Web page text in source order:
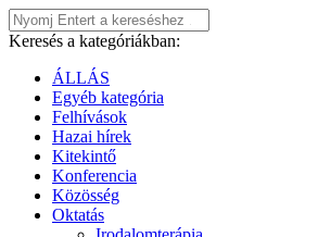
Keresés a kategóriákban:
ÁLLÁS
Egyéb kategória
Felhívások
Hazai hírek
Kitekintő
Konferencia
Közösség
Oktatás